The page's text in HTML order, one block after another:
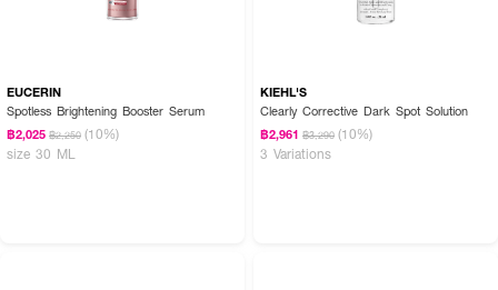
EUCERIN
Spotless Brightening Booster Serum
฿2,025 ฿2,250 (10%)
size 30 ML
KIEHL'S
Clearly Corrective Dark Spot Solution
฿2,961 ฿3,290 (10%)
3 Variations